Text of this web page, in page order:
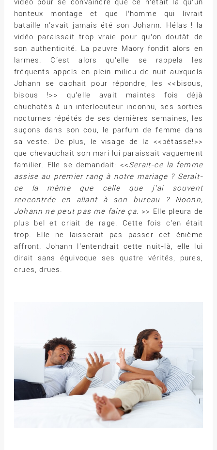
vidéo pour se convaincre que ce n’était là qu’un
honteux montage et que l’homme qui livrait
bataille n’avait jamais été son Johann. Hélas ! la
vidéo paraissait trop vraie pour qu’on doutât de
son authenticité. La pauvre Maory fondit alors en
larmes. C’est alors qu’elle se rappela les
fréquents appels en plein milieu de nuit auxquels
Johann se cachait pour répondre, les <<bisous,
bisous !>> qu’elle avait maintes fois déjà
chuchotés à un interlocuteur inconnu, ses sorties
nocturnes répétés de ses dernières semaines, les
suçons dans son cou, le parfum de femme dans
sa veste. De plus, le visage de la <<pétasse!>>
que chevauchait son mari lui paraissait vaguement
familier. Elle se demandait: <<Serait-ce la femme
assise au premier rang à notre mariage ? Serait-
ce la même que celle que j’ai souvent
rencontrée en allant à son bureau ? Noonn,
Johann ne peut pas me faire ça. >> Elle pleura de
plus bel et criait de rage. Cette fois c’en était
trop. Elle ne laisserait pas passer cet énième
affront. Johann l’entendrait cette nuit-là, elle lui
dirait sans équivoque ses quatre vérités, pures,
crues, drues.